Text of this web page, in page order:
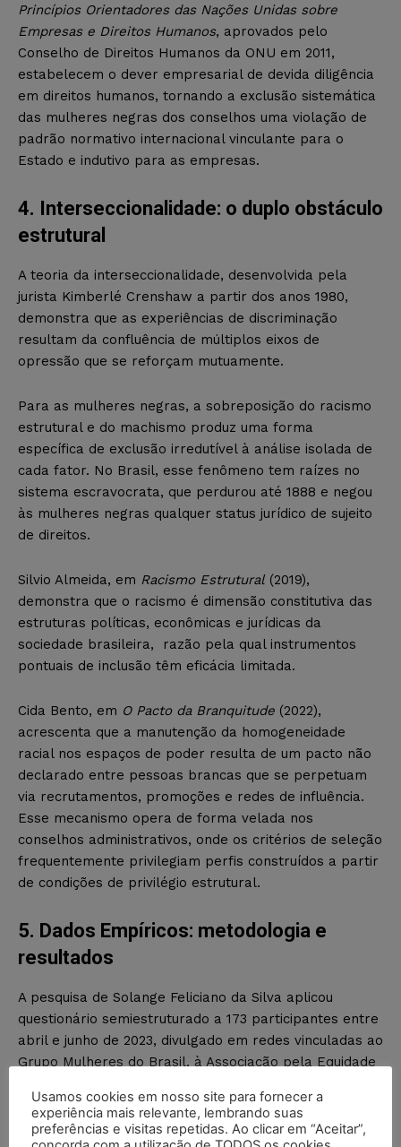
Princípios Orientadores das Nações Unidas sobre
Empresas e Direitos Humanos, aprovados pelo
Conselho de Direitos Humanos da ONU em 2011,
estabelecem o dever empresarial de devida diligência
em direitos humanos, tornando a exclusão sistemática
das mulheres negras dos conselhos uma violação de
padrão normativo internacional vinculante para o
Estado e indutivo para as empresas.
4. Interseccionalidade: o duplo obstáculo
estrutural
A teoria da interseccionalidade, desenvolvida pela
jurista Kimberlé Crenshaw a partir dos anos 1980,
demonstra que as experiências de discriminação
resultam da confluência de múltiplos eixos de
opressão que se reforçam mutuamente.
Para as mulheres negras, a sobreposição do racismo
estrutural e do machismo produz uma forma
específica de exclusão irredutível à análise isolada de
cada fator. No Brasil, esse fenômeno tem raízes no
sistema escravocrata, que perdurou até 1888 e negou
às mulheres negras qualquer status jurídico de sujeito
de direitos.
Silvio Almeida, em Racismo Estrutural (2019),
demonstra que o racismo é dimensão constitutiva das
estruturas políticas, econômicas e jurídicas da
sociedade brasileira, razão pela qual instrumentos
pontuais de inclusão têm eficácia limitada.
Cida Bento, em O Pacto da Branquitude (2022),
acrescenta que a manutenção da homogeneidade
racial nos espaços de poder resulta de um pacto não
declarado entre pessoas brancas que se perpetuam
via recrutamentos, promoções e redes de influência.
Esse mecanismo opera de forma velada nos
conselhos administrativos, onde os critérios de seleção
frequentemente privilegiam perfis construídos a partir
de condições de privilégio estrutural.
5. Dados Empíricos: metodologia e
resultados
A pesquisa de Solange Feliciano da Silva aplicou
questionário semiestruturado a 173 participantes entre
abril e junho de 2023, divulgado em redes vinculadas ao
Grupo Mulheres do Brasil, à Associação pela Equidade
ao programa Conselheira 101.
Usamos cookies em nosso site para fornecer a
experiência mais relevante, lembrando suas
preferências e visitas repetidas. Ao clicar em “Aceitar”,